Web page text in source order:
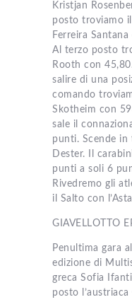
Kristjan
posto troviamo
Ferreira
Al terzo posto
Rooth con
salire di una
comando
Skotheim con
sale il
punti. Scende in
Dester. Il
punti a soli 6
Rivedremo gli
il Salto con
GIAVELLOTTO
Penultima gara
edizione di
greca Sofia
posto